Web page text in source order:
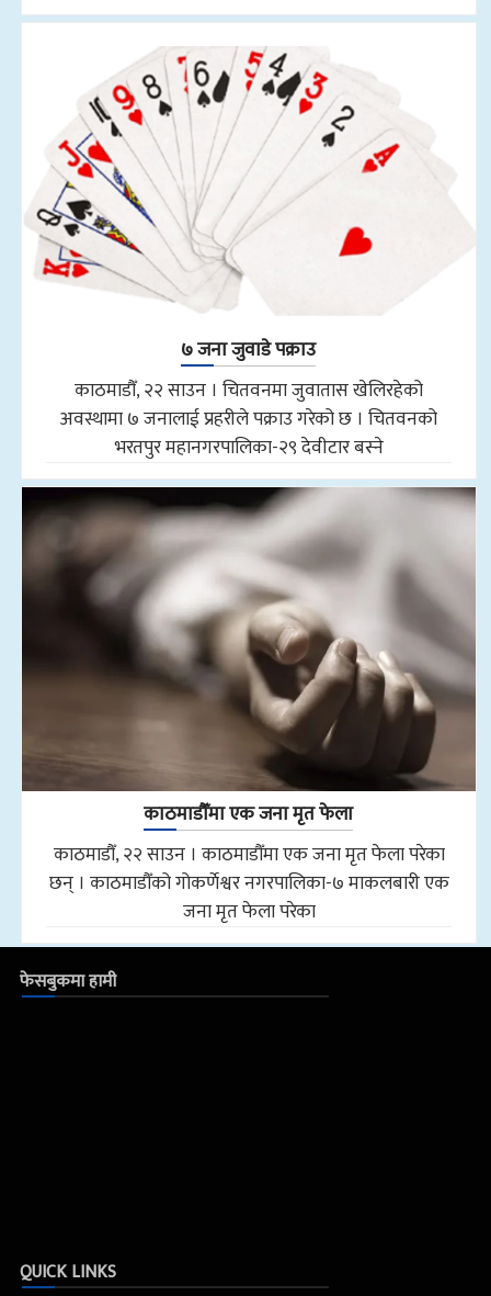
७ जना जुवाडे पक्राउ
काठमाडौँ, २२ साउन । चितवनमा जुवातास खेलिरहेको
अवस्थामा ७ जनालाई प्रहरीले पक्राउ गरेको छ । चितवनको
भरतपुर महानगरपालिका-२९ देवीटार बस्ने
काठमाडौँमा एक जना मृत फेला
काठमाडौँ, २२ साउन । काठमाडौँमा एक जना मृत फेला परेका
छन् । काठमाडौँको गोकर्णेश्वर नगरपालिका-७ माकलबारी एक
जना मृत फेला परेका
फेसबुकमा हामी
QUICK LINKS